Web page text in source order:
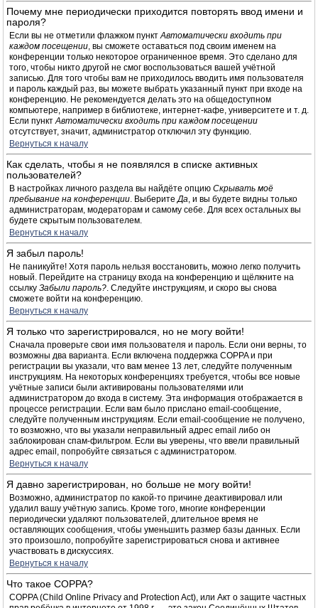
Почему мне периодически приходится повторять ввод имени и
пароля?
Если вы не отметили флажком пунктАвтоматически входить при
каждом посещении, вы сможете оставаться под своим именем на
конференции только некоторое ограниченное время. Это сделано для
того, чтобы никто другой не смог воспользоваться вашей учётной
записью. Для того чтобы вам не приходилось вводить имя пользователя
и пароль каждый раз, вы можете выбрать указанный пункт при входе на
конференцию. Не рекомендуется делать это на общедоступном
компьютере, например в библиотеке, интернет-кафе, университете и т. д.
Если пунктАвтоматически входить при каждом посещении
отсутствует, значит, администратор отключил эту функцию.
Вернуться к началу
Как сделать, чтобы я не появлялся в списке активных
пользователей?
В настройках личного раздела вы найдёте опцию Скрывать моё
пребывание на конференции. ВыберитеДа, и вы будете видны только
администраторам, модераторам и самому себе. Для всех остальных вы
будете скрытым пользователем.
Вернуться к началу
Я забыл пароль!
Не паникуйте! Хотя пароль нельзя восстановить, можно легко получить
новый. Перейдите на страницу входа на конференцию и щёлкните на
ссылку Забыли пароль?. Следуйте инструкциям, и скоро вы снова
сможете войти на конференцию.
Вернуться к началу
Я только что зарегистрировался, но не могу войти!
Сначала проверьте свои имя пользователя и пароль. Если они верны, то
возможны два варианта. Если включена поддержка COPPA и при
регистрации вы указали, что вам менее 13 лет, следуйте полученным
инструкциям. На некоторых конференциях требуется, чтобы все новые
учётные записи были активированы пользователями или
администратором до входа в систему. Эта информация отображается в
процессе регистрации. Если вам было прислано email-сообщение,
следуйте полученным инструкциям. Если email-сообщение не получено,
то возможно, что вы указали неправильный адрес email либо он
заблокирован спам-фильтром. Если вы уверены, что ввели правильный
адрес email, попробуйте связаться с администратором.
Вернуться к началу
Я давно зарегистрирован, но больше не могу войти!
Возможно, администратор по какой-то причине деактивировал или
удалил вашу учётную запись. Кроме того, многие конференции
периодически удаляют пользователей, длительное время не
оставляющих сообщения, чтобы уменьшить размер базы данных. Если
это произошло, попробуйте зарегистрироваться снова и активнее
участвовать в дискуссиях.
Вернуться к началу
Что такое COPPA?
COPPA (Child Online Privacy and Protection Act), или Акт о защите частных